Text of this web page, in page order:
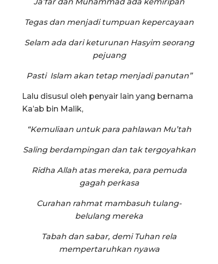
Tegas dan menjadi tumpuan kepercayaan
Selam ada dari keturunan Hasyim seorang
pejuang
Pasti Islam akan tetap menjadi panutan”
Lalu disusul oleh penyair lain yang bernama
Ka’ab bin Malik,
“Kemuliaan untuk para pahlawan Mu’tah
Saling berdampingan dan tak tergoyahkan
Ridha Allah atas mereka, para pemuda
gagah perkasa
Curahan rahmat mambasuh tulang-
belulang mereka
Tabah dan sabar, demi Tuhan rela
mempertaruhkan nyawa